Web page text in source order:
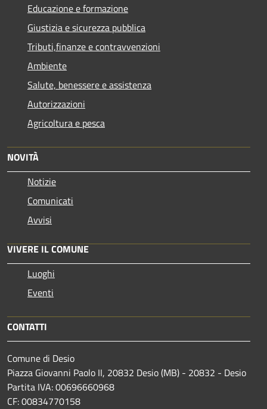
Educazione e formazione
Giustizia e sicurezza pubblica
Tributi,finanze e contravvenzioni
Ambiente
Salute, benessere e assistenza
Autorizzazioni
Agricoltura e pesca
NOVITÀ
Notizie
Comunicati
Avvisi
VIVERE IL COMUNE
Luoghi
Eventi
CONTATTI
Comune di Desio
Piazza Giovanni Paolo II, 20832 Desio (MB) - 20832 - Desio
Partita IVA: 00696660968
CF: 00834770158